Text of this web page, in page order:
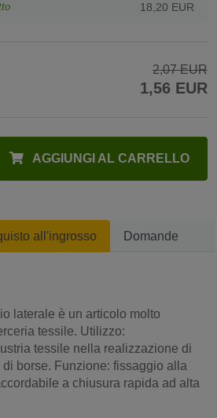
18,20 EUR
2,07 EUR
1,56 EUR
AGGIUNGI AL CARRELLO
all'ingrosso Domande
laterale è un articolo molto
tessile. Utilizzo:
tessile nella realizzazione di
borse. Funzione: fissaggio alla
a chiusura rapida ad alta